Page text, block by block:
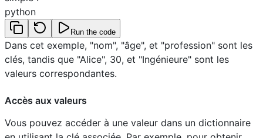
python
Run the code
Dans cet exemple, "nom", "âge", et "profession" sont les
clés, tandis que "Alice", 30, et "Ingénieure" sont les
valeurs correspondantes.
Accès aux valeurs
Vous pouvez accéder à une valeur dans un dictionnaire